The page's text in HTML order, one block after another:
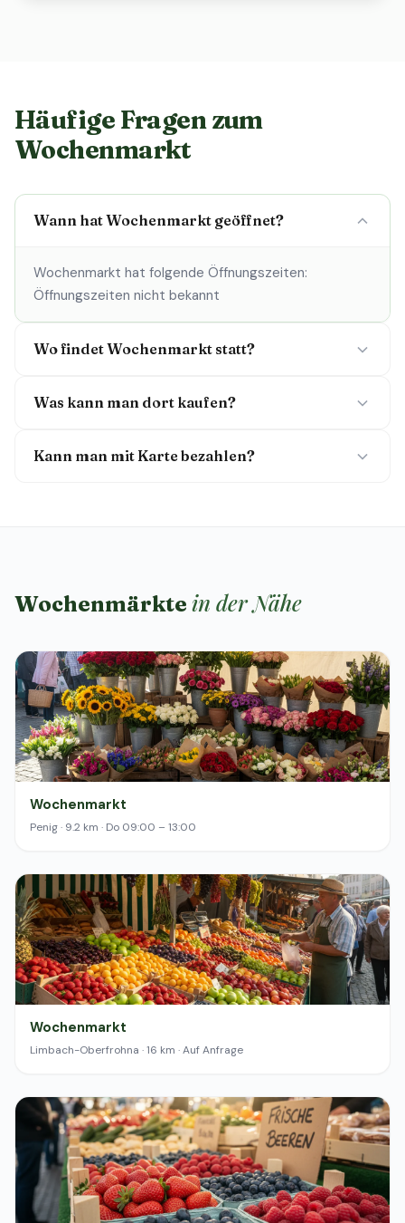
Häufige Fragen zum
Wochenmarkt
Wann hat Wochenmarkt geöffnet?
Wochenmarkt hat folgende Öffnungszeiten:
Öffnungszeiten nicht bekannt
Wo findet Wochenmarkt statt?
Was kann man dort kaufen?
Kann man mit Karte bezahlen?
Wochenmärkte in der Nähe
Wochenmarkt
Penig · 9.2 km · Do 09:00 – 13:00
Wochenmarkt
Limbach-Oberfrohna · 16 km · Auf Anfrage